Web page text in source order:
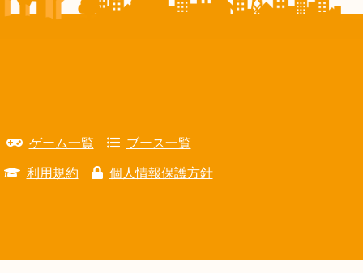
ゲーム一覧 ブース一覧
利用規約 個人情報保護方針